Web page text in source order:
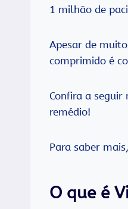
1 milhão de
Apesar de
comprimido é
Confira a seguir
remédio!
Para saber
O que é